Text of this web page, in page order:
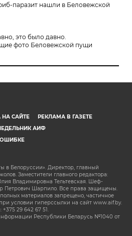
паразит нашли в Беловежской
это было давно.
фото Беловежской пущи
НА САЙТЕ
РЕКЛАМА В ГАЗЕТЕ
АИФ
Белоруссии». Директор, главный
Заместители главного редактора:
Владимировна Тельтевская. Шеф-
Петрович Шарпило. Все права защищены.
материалов запрещено, частичное
условии гиперссылки на сайт www.aif.by.
29 642 67 51.
Республики Беларусь №1040 от